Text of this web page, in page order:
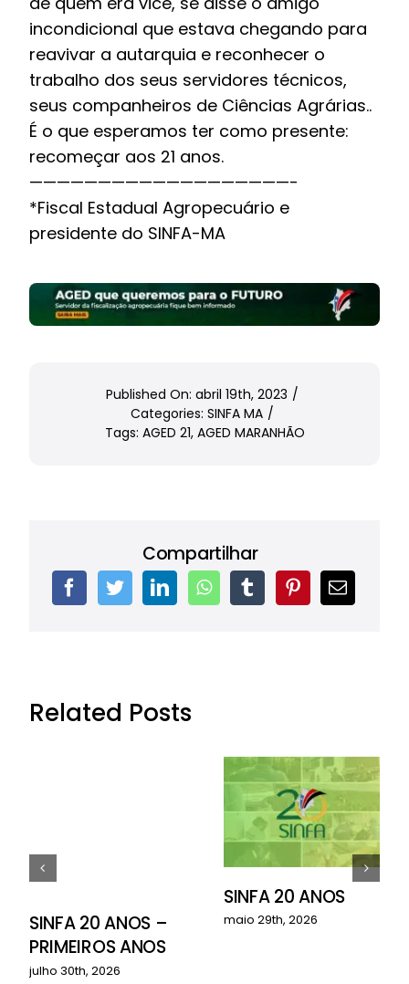
incondicional que estava chegando para
reavivar a autarquia e reconhecer o
trabalho dos seus servidores técnicos,
seus companheiros de Ciências Agrárias..
É o que esperamos ter como presente:
recomeçar aos 21 anos.
———————————————————-
*Fiscal Estadual Agropecuário e
presidente do SINFA-MA
Published On: abril 19th, 2023 /
Categories: SINFA MA /
Tags: AGED 21, AGED MARANHÃO
Compartilhar
Related Posts
SINFA 20 ANOS –
PRIMEIROS ANOS
julho 30th, 2026
SINFA 20 ANOS
maio 29th, 2026